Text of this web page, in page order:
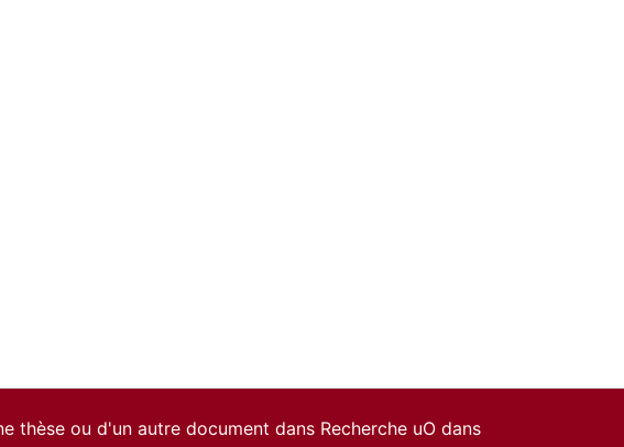
thèse ou d'un autre document dans Recherche uO dans